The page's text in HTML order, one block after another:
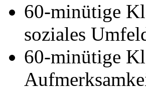
60-minütige
soziales
60-minütige